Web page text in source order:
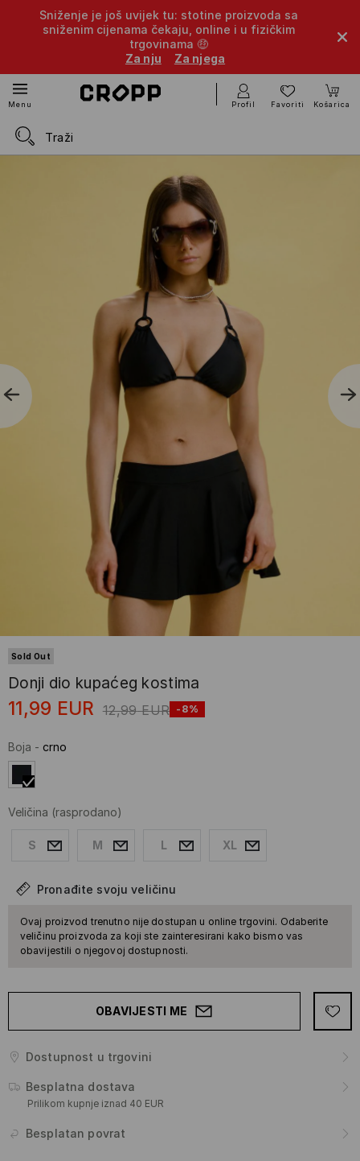
Sniženje je još uvijek tu: stotine proizvoda sa
sniženim cijenama čekaju, online i u fizičkim
trgovinama 🤑
Za nju
Za njega
Menu Profil Favoriti Košarica
Sold Out
Donji dio kupaćeg kostima
11,99 EUR 12,99 EUR -8%
Boja - crno
Veličina (rasprodano)
S M L XL
Pronađite svoju veličinu
Ovaj proizvod trenutno nije dostupan u online trgovini. Odaberite
veličinu proizvoda za koji ste zainteresirani kako bismo vas
obavijestili o njegovoj dostupnosti.
OBAVIJESTI ME
Dostupnost u trgovini
Besplatna dostava
Prilikom kupnje iznad 40 EUR
Besplatan povrat